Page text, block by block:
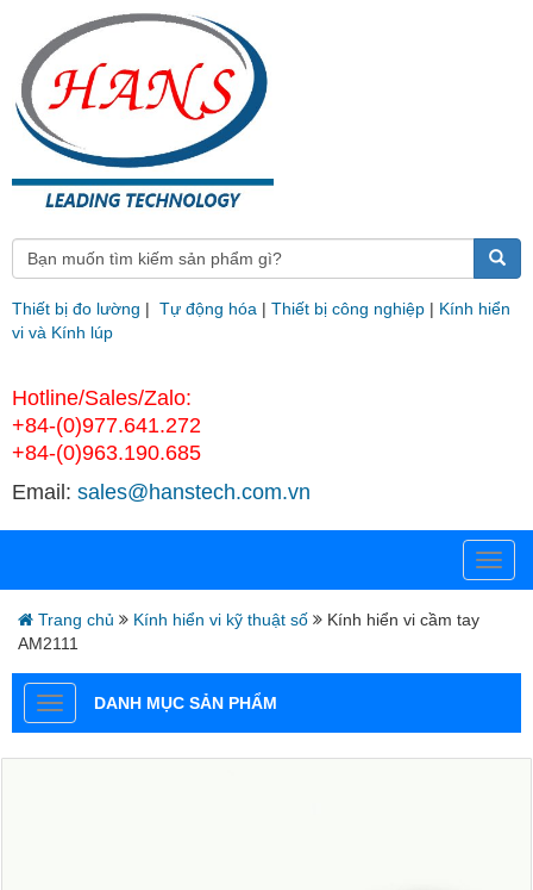
Thiết bị đo lường | Tự động hóa | Thiết bị công nghiệp | Kính hiển
vi và Kính lúp
Hotline/Sales/Zalo:
+84-(0)977.641.272
+84-(0)963.190.685
Email: sales@hanstech.com.vn
Trang chủ Kính hiển vi kỹ thuật số
Kính hiển vi cầm tay
AM2111
DANH MỤC SẢN PHẨM